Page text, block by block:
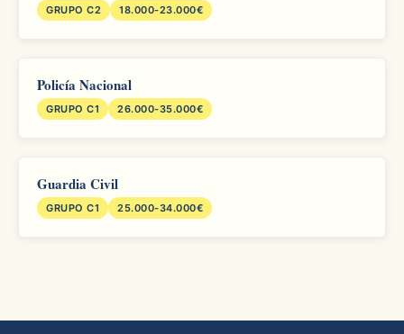
GRUPO C2 18.000-23.000€
Policía Nacional
GRUPO C1 26.000-35.000€
Guardia Civil
GRUPO C1 25.000-34.000€